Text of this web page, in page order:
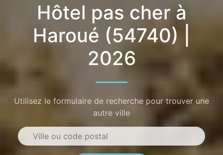
Hôtel pas cher à
Haroué (54740) |
2026
Utilisez le formulaire de recherche pour trouver une
autre ville